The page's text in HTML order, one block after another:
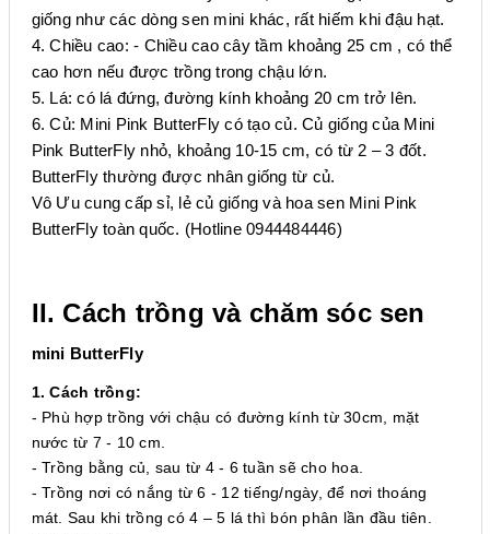
giống như các dòng sen mini khác, rất hiếm khi đậu hạt.
4. Chiều cao: - Chiều cao cây tầm khoảng 25 cm , có thể
cao hơn nếu được trồng trong chậu lớn.
5. Lá: có lá đứng, đường kính khoảng 20 cm trở lên.
6. Củ: Mini Pink ButterFly có tạo củ. Củ giống của Mini
Pink ButterFly nhỏ, khoảng 10-15 cm, có từ 2 – 3 đốt.
ButterFly thường được nhân giống từ củ.
Vô Ưu cung cấp sỉ, lẻ củ giống và hoa sen Mini Pink
ButterFly toàn quốc. (Hotline 0944484446)
II. Cách trồng và chăm sóc sen
mini ButterFly
1. Cách trồng:
- Phù hợp trồng với chậu có đường kính từ 30cm, mặt
nước từ 7 - 10 cm.
- Trồng bằng củ, sau từ 4 - 6 tuần sẽ cho hoa.
- Trồng nơi có nắng từ 6 - 12 tiếng/ngày, để nơi thoáng
mát. Sau khi trồng có 4 – 5 lá thì bón phân lần đầu tiên.